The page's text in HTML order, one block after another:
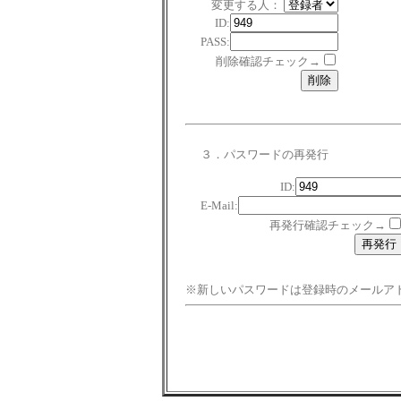
変更する人：
ID:
PASS:
削除確認チェック→
３．パスワードの再発行
ID:
E-Mail:
再発行確認チェック→
※新しいパスワードは登録時のメールア